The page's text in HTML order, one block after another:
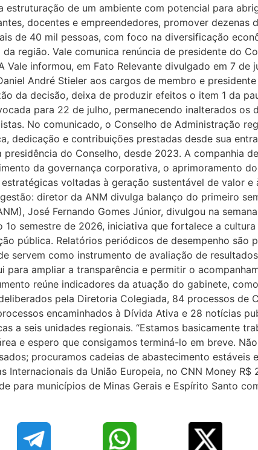
de um ambiente com potencial para
docentes e empreendedores, promover dezenas
de 40 mil pessoas, com foco na diversificação
região. Vale comunica renúncia de presidente do
Vale informou, em Fato Relevante divulgado em 7 de
André Stieler aos cargos de membro e
da decisão, deixa de produzir efeitos o item 1 da
para 22 de julho, permanecendo inalterados os
No comunicado, o Conselho de Administração
dedicação e contribuições prestadas desde sua
do Conselho, desde 2023. A companhia
da governança corporativa, o aprimoramento
voltadas à geração sustentável de valor e
diretor da ANM divulga balanço do primeiro
José Fernando Gomes Júnior, divulgou na
1o semestre de 2026, iniciativa que fortalece a
pública. Relatórios periódicos de desempenho são
servem como instrumento de avaliação de
ampliar a transparência e permitir o
reúne indicadores da atuação do gabinete, como
pela Diretoria Colegiada, 84 processos de
encaminhados à Dívida Ativa e 28 notícias
a seis unidades regionais. “Estamos basicamente
e espero que consigamos terminá-lo em breve.
procuramos cadeias de abastecimento estáveis
Internacionais da União Europeia, no CNN Money R$
para municípios de Minas Gerais e Espírito Santo